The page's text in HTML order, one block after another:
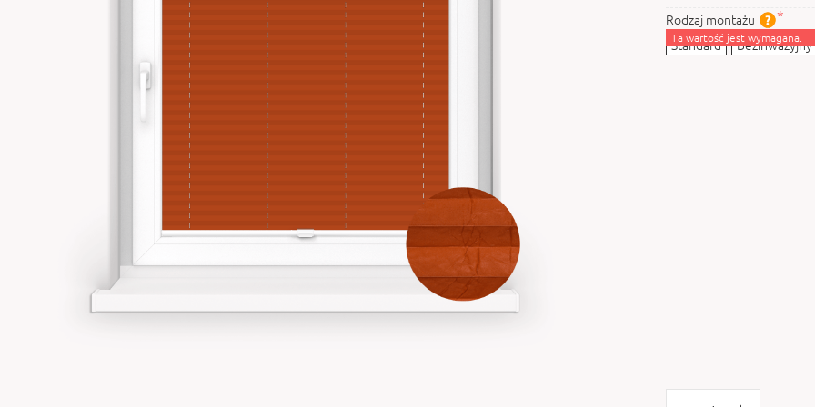
Rodzaj montażu
Standard
Bezinwazyjny
Ta wartość jest wymagana.